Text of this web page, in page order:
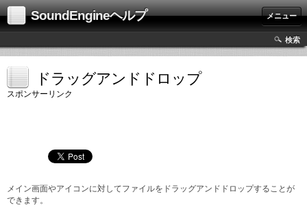
SoundEngineヘルプ メニュー
検索
ドラッグアンドドロップ
スポンサーリンク
メイン画面やアイコンに対してファイルをドラッグアンドドロップすることが
できます。